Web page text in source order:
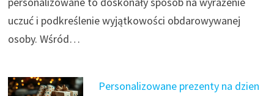
uczuć i podkreślenie wyjątkowości obdarowywanej
osoby. Wśród…
Personalizowane prezenty na dzien